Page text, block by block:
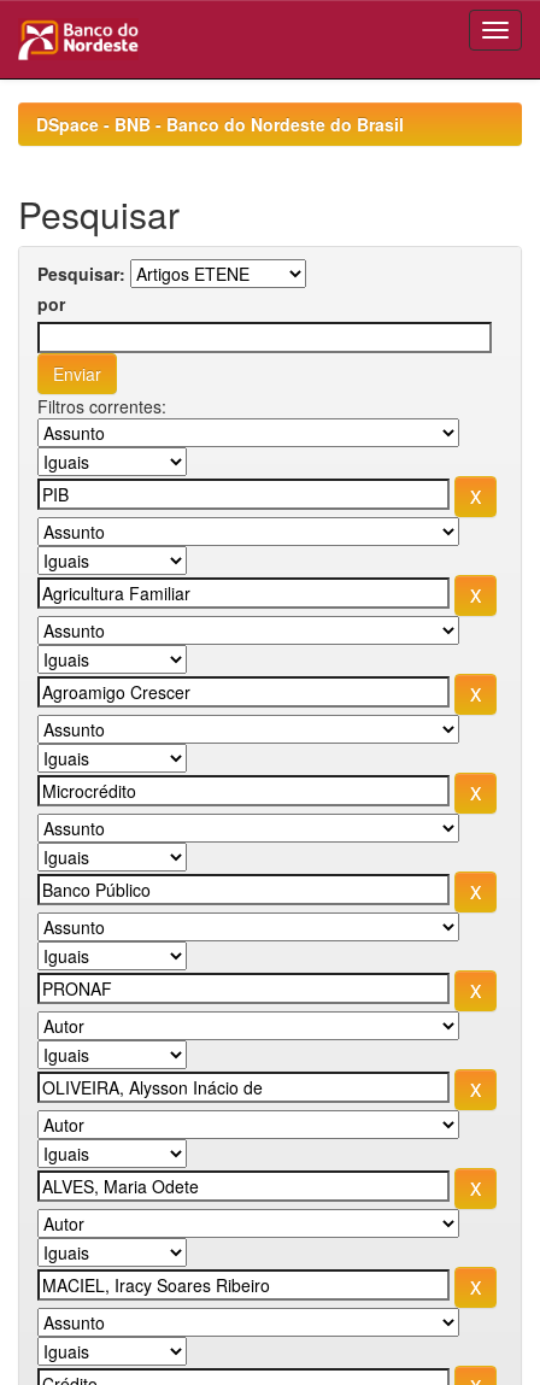
navigationDSpace - BNB - Banco do Nordeste do Brasil
Pesquisar
Pesquisar:
por
Filtros correntes: